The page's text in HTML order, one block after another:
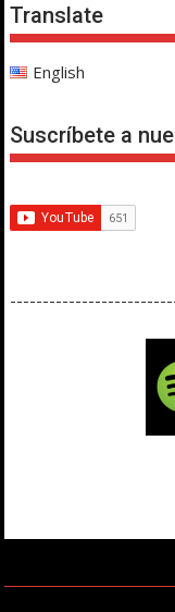
Translate
English
Suscríbete a